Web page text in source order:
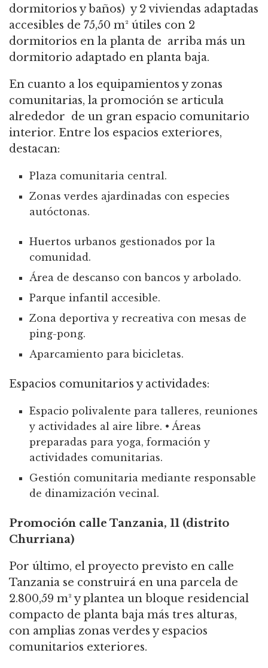
dormitorios y baños) y 2 viviendas adaptadas
accesibles de 75,50 m² útiles con 2
dormitorios en la planta de arriba más un
dormitorio adaptado en planta baja.
En cuanto a los equipamientos y zonas
comunitarias, la promoción se articula
alrededor de un gran espacio comunitario
interior. Entre los espacios exteriores,
destacan:
Plaza comunitaria central.
Zonas verdes ajardinadas con especies
autóctonas.
Huertos urbanos gestionados por la
comunidad.
Área de descanso con bancos y arbolado.
Parque infantil accesible.
Zona deportiva y recreativa con mesas de
ping-pong.
Aparcamiento para bicicletas.
Espacios comunitarios y actividades:
Espacio polivalente para talleres, reuniones
y actividades al aire libre. • Áreas
preparadas para yoga, formación y
actividades comunitarias.
Gestión comunitaria mediante responsable
de dinamización vecinal.
Promoción calle Tanzania, 11 (distrito
Churriana)
Por último, el proyecto previsto en calle
Tanzania se construirá en una parcela de
2.800,59 m² y plantea un bloque residencial
compacto de planta baja más tres alturas,
con amplias zonas verdes y espacios
comunitarios exteriores.